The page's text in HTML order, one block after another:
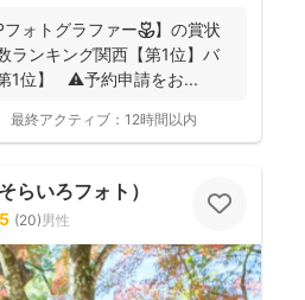
フォトグラファー🌷】の賞状
ランキング関西【第1位】バ
1位】 ⚠️予約申請をお...
最終アクティブ： 12時間以内
らいろフォト）
5 (20)男性